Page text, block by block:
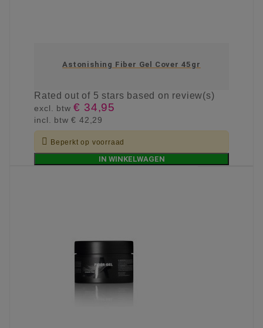
Astonishing Fiber Gel Cover 45gr
Ratedout of 5 stars based on review(s)
excl. btw€ 34,95
incl. btw€ 42,29
 Beperkt op voorraad
IN WINKELWAGEN